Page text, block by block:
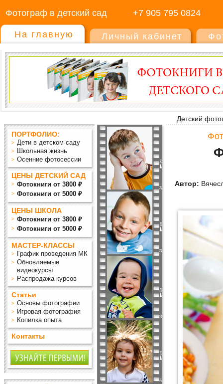
Фотограф в детский сад +7 905 795 0824
На главную Личный кабинет
Детский
ПОРТФОЛИО:
Дети в детском саду
Школьная жизнь
Осенние фотосессии
ЦЕНЫ ДЕТСКИЙ САД
Фотокниги от 3800 ₽
Фотокниги от 5000 ₽
ЦЕНЫ ШКОЛА
Фотокниги от 3800 ₽
Фотокниги от 5000 ₽
МАСТЕР-КЛАССЫ
График проведения МК
Обновляемые
видеокурсы
Распродажа курсов
Статьи
Основы фотографии
Игровая фотография
Копилка опыта
Контакты
Автор: